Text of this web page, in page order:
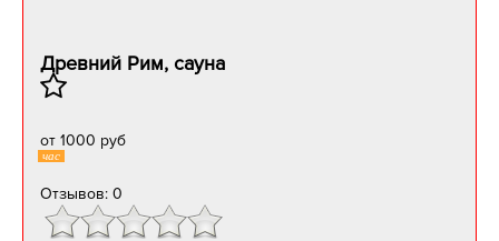
Древний Рим, сауна
от 1000 руб
час
Отзывов: 0